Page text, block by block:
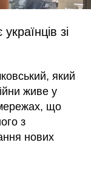
зі
який
живе у
що
з
нових